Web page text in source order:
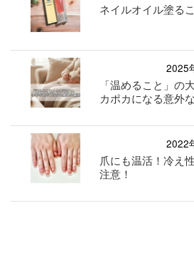
ネイルオイル塗る
2025
「温めること」の
カポカになる意外
2022
爪にも温活！冷え
注意！